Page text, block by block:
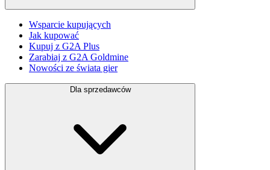
Wsparcie kupujących
Jak kupować
Kupuj z G2A Plus
Zarabiaj z G2A Goldmine
Nowości ze świata gier
Dla sprzedawców